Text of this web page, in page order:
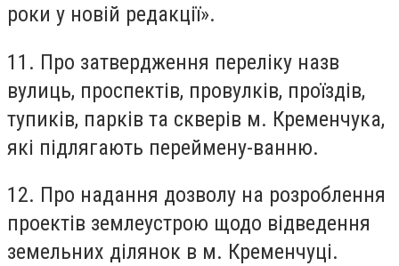
роки у новій редакції».
11. Про затвердження переліку назв
вулиць, проспектів, провулків, проїздів,
тупиків, парків та скверів м. Кременчука,
які підлягають переймену-ванню.
12. Про надання дозволу на розроблення
проектів землеустрою щодо відведення
земельних ділянок в м. Кременчуці.